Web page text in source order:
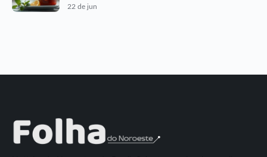
22 de jun